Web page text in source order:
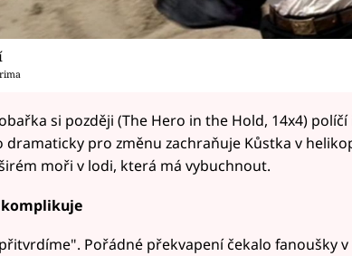
si později (The Hero in the Hold, 14x4) políčí
pro změnu zachraňuje Kůstka v
moři v lodi, která má vybuchnout.
Pořádné překvapení čekalo fanoušky v